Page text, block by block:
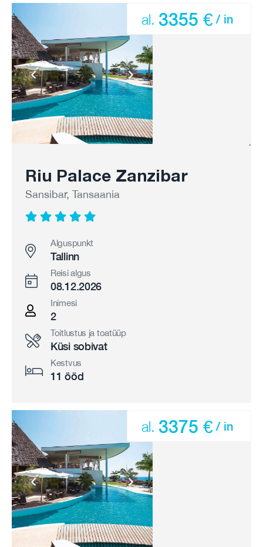
Riu Palace Zanzibar
Sansibar, Tansaania
al. 3355 € / in
Alguspunkt
Tallinn
Reisi algus
08.12.2026
Inimesi
2
Toitlustus ja toatüüp
Küsi sobivat
Kestvus
11 ööd
al. 3375 € / in